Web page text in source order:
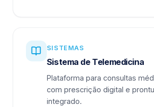
SISTEMAS
Sistema de Telemedicina
Plataforma para consultas
com prescrição digital e
integrado.